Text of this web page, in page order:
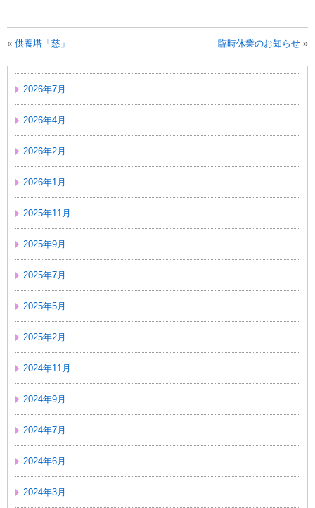
« 供養塔「慈」 臨時休業のお知らせ »
2026年7月
2026年4月
2026年2月
2026年1月
2025年11月
2025年9月
2025年7月
2025年5月
2025年2月
2024年11月
2024年9月
2024年7月
2024年6月
2024年3月